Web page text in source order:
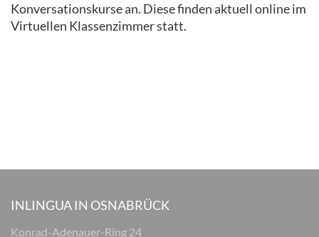
Konversationskurse an. Diese finden aktuell online im
Virtuellen Klassenzimmer statt.
INLINGUA IN OSNABRÜCK
Konrad-Adenauer-Ring 24